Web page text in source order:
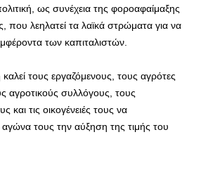
ως συνέχεια της φοροαφαίμαξης
που λεηλατεί τα λαϊκά στρώματα για να
των καπιταλιστών.
τους εργαζόμενους, τους αγρότες
αγροτικούς συλλόγους, τους
τις οικογένειές τους να
τους την αύξηση της τιμής του